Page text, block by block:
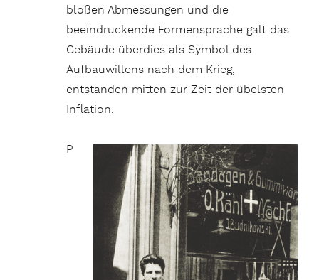
bloßen Abmessungen und die
beeindruckende Formensprache galt das
Gebäude überdies als Symbol des
Aufbauwillens nach dem Krieg,
entstanden mitten zur Zeit der übelsten
Inflation.
P